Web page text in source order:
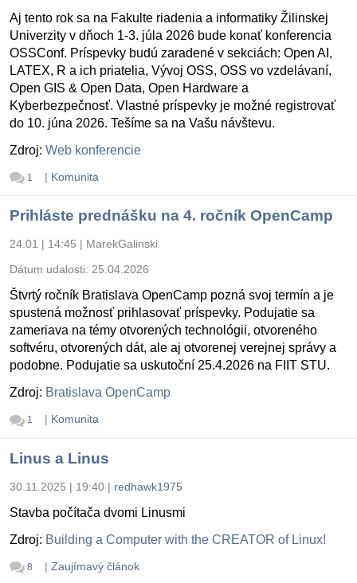
Aj tento rok sa na Fakulte riadenia a informatiky Žilinskej
Univerzity v dňoch 1-3. júla 2026 bude konať konferencia
OSSConf. Príspevky budú zaradené v sekciách: Open AI,
LATEX, R a ich priatelia, Vývoj OSS, OSS vo vzdelávaní,
Open GIS & Open Data, Open Hardware a
Kyberbezpečnosť. Vlastné príspevky je možné registrovať
do 10. júna 2026. Tešíme sa na Vašu návštevu.
Zdroj: Web konferencie
1 | Komunita
Prihláste prednášku na 4. ročník OpenCamp
24.01 | 14:45 | MarekGalinski
Dátum udalosti: 25.04.2026
Štvrtý ročník Bratislava OpenCamp pozná svoj termín a je
spustená možnosť prihlasovať príspevky. Podujatie sa
zameriava na témy otvorených technológii, otvoreného
softvéru, otvorených dát, ale aj otvorenej verejnej správy a
podobne. Podujatie sa uskutoční 25.4.2026 na FIIT STU.
Zdroj: Bratislava OpenCamp
1 | Komunita
Linus a Linus
30.11.2025 | 19:40 | redhawk1975
Stavba počítača dvomi Linusmi
Zdroj: Building a Computer with the CREATOR of Linux!
8 | Zaujímavý článok